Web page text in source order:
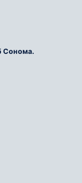
Сонома.